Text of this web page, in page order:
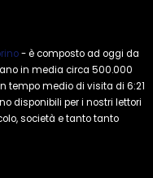
- è composto ad oggi da
in media circa 500.000
tempo medio di visita di 6:21
disponibili per i nostri lettori
società e tanto tanto